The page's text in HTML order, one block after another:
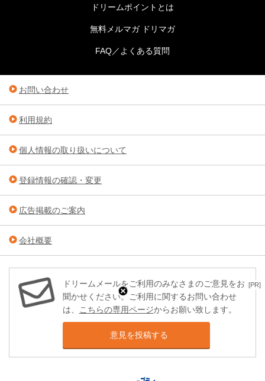
[PR]
ドリームポイントとは
無料メルマガ ドリマガ
FAQ／よくある質問
お問い合わせ
利用規約
個人情報の取り扱いについて
登録情報の確認・変更
広告掲載のご案内
会社概要
ドリームメールをご利用のみなさまのご意見をお
聞かせください。ご利用に関するお問い合わせ
は、
こちらの専用ページからお願い致します。
意見を投稿する